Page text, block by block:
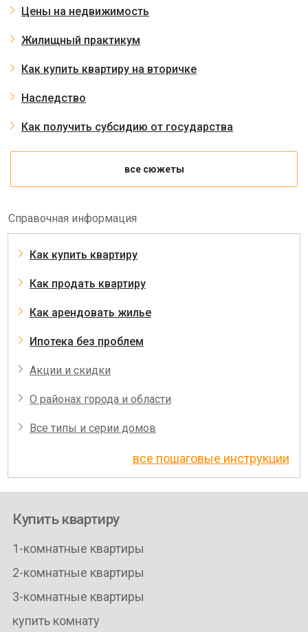
Цены на недвижимость
Жилищный практикум
Как купить квартиру на вторичке
Наследство
Как получить субсидию от государства
все сюжеты
Справочная информация
Как купить квартиру
Как продать квартиру
Как арендовать жилье
Ипотека без проблем
Акции и скидки
О районах города и области
Все типы и серии домов
все пошаговые инструкции
Купить квартиру
1-комнатные квартиры
2-комнатные квартиры
3-комнатные квартиры
купить комнату